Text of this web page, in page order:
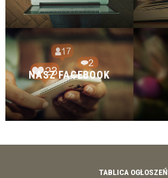
NASZ FACEBOOK
TABLICA OGŁOSZEŃ